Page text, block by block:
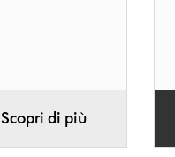
Scopri di più